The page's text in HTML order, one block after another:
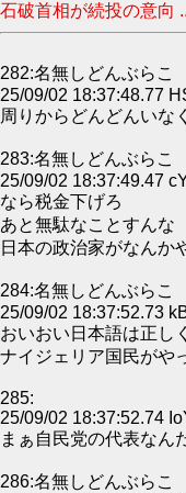
石破首相が続投の意向 ..
282:名無しどんぶらこ
25/09/02 18:37:48.77
周りからどんどんいな
283:名無しどんぶらこ
25/09/02 18:37:49.47
なら税金下げろ
あと無駄なことすんな
日本の政治家がなんか
284:名無しどんぶらこ
25/09/02 18:37:52.73
おいおい日本語は正し
ナイジェリア国民がや
285:
25/09/02 18:37:52.74
まぁ自民党の代表なん
286:名無しどんぶらこ